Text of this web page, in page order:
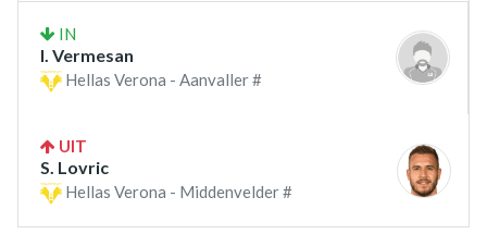
IN
I. Vermesan
Hellas Verona - Aanvaller #
UIT
S. Lovric
Hellas Verona - Middenvelder #